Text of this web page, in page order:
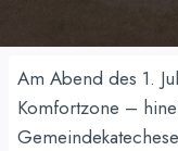
Am Abend des 1.
Komfortzone –